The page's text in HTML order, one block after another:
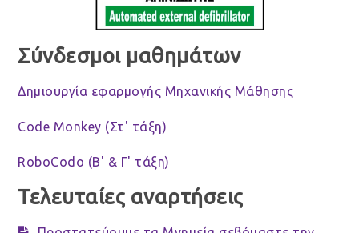
Σύνδεσμοι μαθημάτων
Δημιουργία εφαρμογής Μηχανικής Μάθησης
Code Monkey (Στ' τάξη)
RoboCodo (Β' & Γ' τάξη)
Τελευταίες αναρτήσεις